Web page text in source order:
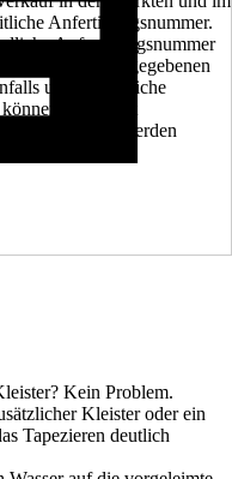
Anfertigungsnummer.
Anfertigungsnummer
dass die angegebenen
unterschiedliche
und somit
verarbeitet werden
Kein Problem.
Kleister oder ein
Tapezieren deutlich